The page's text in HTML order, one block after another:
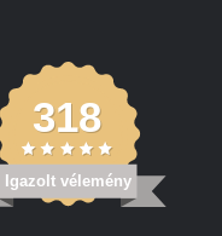
318
Igazolt vélemény